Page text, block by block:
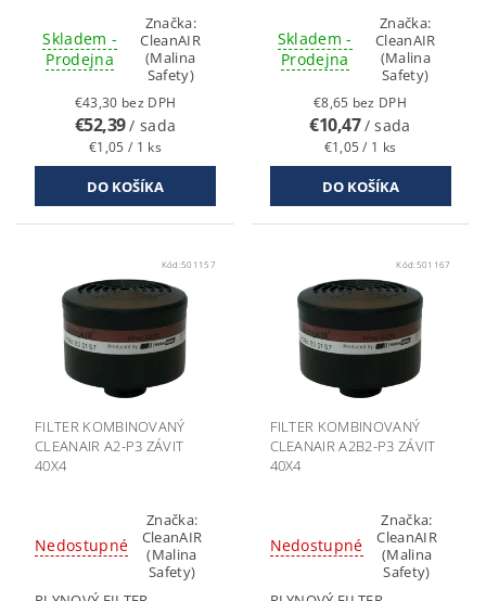
Skladem -
Prodejna
Značka:
CleanAIR
(Malina
Safety)
€43,30 bez DPH
€52,39/ sada
€1,05 / 1 ks
Skladem -
Prodejna
Značka:
CleanAIR
(Malina
Safety)
€8,65 bez DPH
€10,47/ sada
€1,05 / 1 ks
Kód:501157
FILTER KOMBINOVANÝ
CLEANAIR A2-P3 ZÁVIT
40X4
Nedostupné
Značka:
CleanAIR
(Malina
Safety)
Kód: 501167
FILTER KOMBINOVANÝ
CLEANAIR A2B2-P3 ZÁVIT
40X4
Nedostupné
Značka:
CleanAIR
(Malina
Safety)